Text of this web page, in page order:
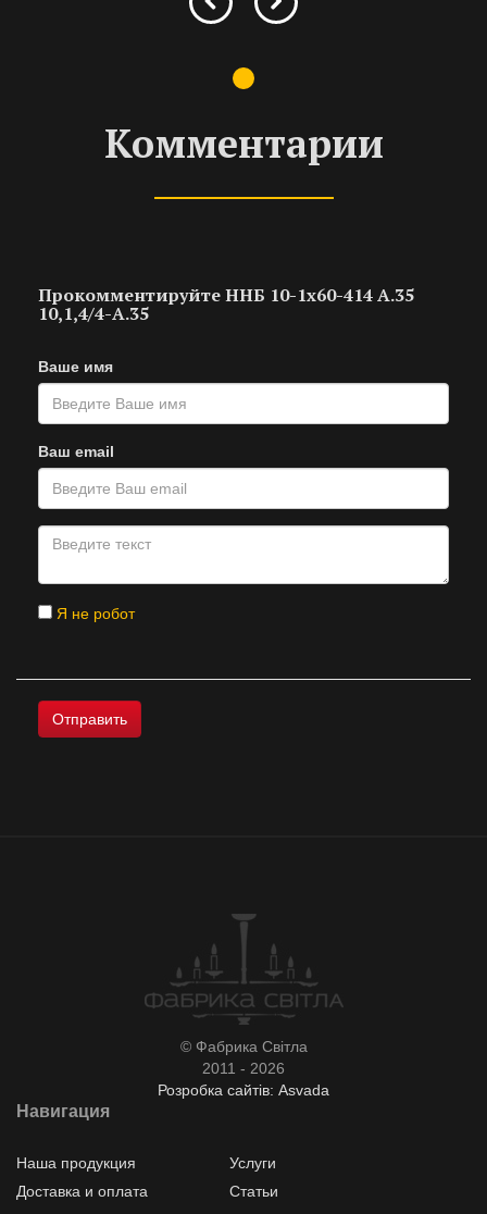
Комментарии
Прокомментируйте ННБ 10-1х60-414 А.35
10,1,4/4-А.35
Ваше имя
Ваш email
Я не робот
© Фабрика Світла
2011 - 2026
Розробка сайтів: Asvada
Навигация
Наша продукция
Услуги
Доставка и оплата
Статьи